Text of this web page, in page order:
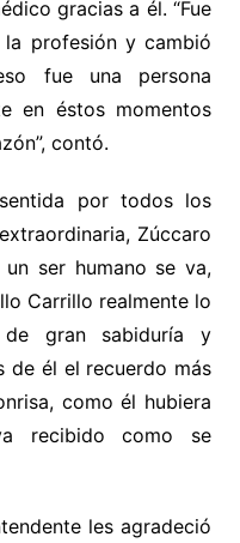
gracias a él. “Fue
profesión y cambió
fue una persona
en éstos momentos
contó.
por todos los
Zúccaro
ser humano se va,
Carrillo realmente lo
gran sabiduría y
de él el recuerdo más
como él hubiera
recibido como se
les agradeció